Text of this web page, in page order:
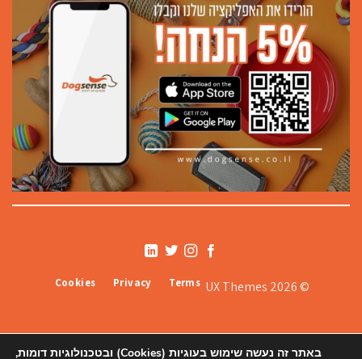
© 2026 UX Themes
Terms
Privacy
Cookies
באתר זה נעשה שימוש בעוגיות (Cookies) ובטכנולוגיות דומות,